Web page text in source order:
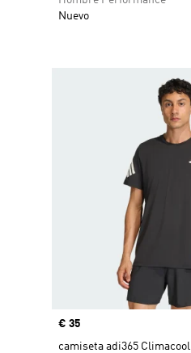
Nuevo
Precio
€ 35
camiseta adi365 Climacool